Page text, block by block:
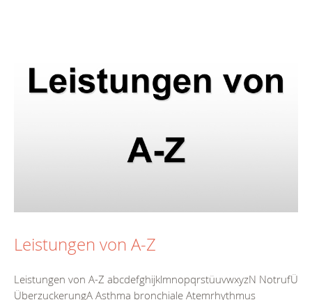
Leistungen von A-Z
Leistungen von A-Z abcdefghijklmnopqrstüuvwxyzN NotrufÜ
ÜberzuckerungA Asthma bronchiale Atemrhythmus